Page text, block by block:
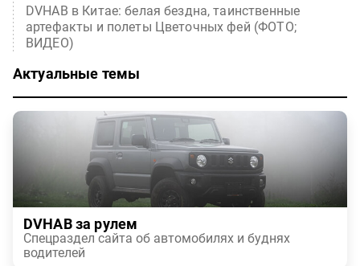
DVHAB в Китае: белая бездна, таинственные
артефакты и полеты Цветочных фей (ФОТО;
ВИДЕО)
Актуальные темы
DVHAB за рулем
Спецраздел сайта об автомобилях и буднях
водителей